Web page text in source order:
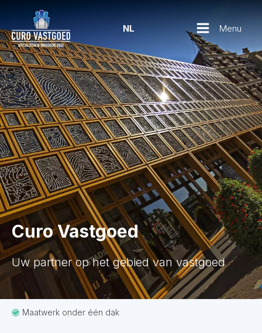
NL Menu
Curo Vastgoed
Uw partner op het gebied van vastgoed
Maatwerk onder één dak